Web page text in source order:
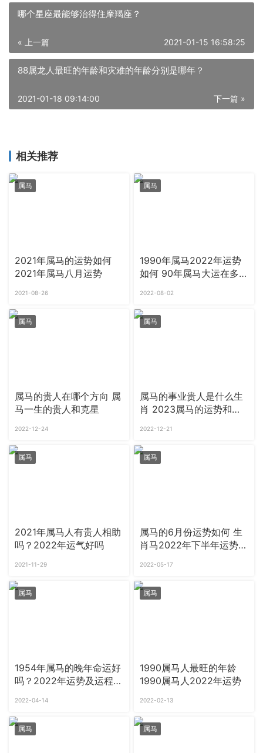
哪个星座最能够治得住摩羯座？
« 上一篇 2021-01-15 16:58:25
88属龙人最旺的年龄和灾难的年龄分别是哪年？
下一篇 »
2021-01-18 09:14:00
相关推荐
属马
2021年属马的运势如何
2021年属马八月运势
2021-08-26
属马
1990年属马2022年运势
如何 90年属马大运在多
2022-08-02
属马
属马的贵人在哪个方向 属
马一生的贵人和克星
2022-12-24
属马
属马的事业贵人是什么生
肖 2023属马的运势和财
2022-12-21
属马
2021年属马人有贵人相助
吗？2022年运气好吗
2021-11-29
属马
属马的6月份运势如何 生
肖马2022年下半年运势详
2022-05-17
属马
1954年属马的晚年命运好
吗？2022年运势及运程详
2022-04-14
属马
1990属马人最旺的年龄
1990属马人2022年运势
2022-02-13
属马 属马